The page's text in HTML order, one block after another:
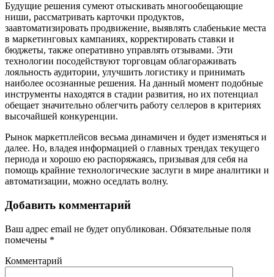
Будущие решения сумеют отыскивать многообещающие
ниши, рассматривать карточки продуктов,
заавтоматизировать продвижение, выявлять слабенькие места
в маркетинговых кампаниях, корректировать ставки и
бюджеты, также оперативно управлять отзывами. Эти
технологии посодействуют торговцам облагораживать
лояльность аудитории, улучшить логистику и принимать
наиболее осознанные решения. На данный момент подобные
инструменты находятся в стадии развития, но их потенциал
обещает значительно облегчить работу селлеров в критериях
высочайшей конкуренции.
Рынок маркетплейсов весьма динамичен и будет изменяться и
далее. Но, владея информацией о главных трендах текущего
периода и хорошо ею распоряжаясь, призывая для себя на
помощь крайние технологические заслуги в мире аналитики и
автоматизации, можно оседлать волну.
Добавить комментарий
Ваш адрес email не будет опубликован. Обязательные поля
помечены *
Комментарий